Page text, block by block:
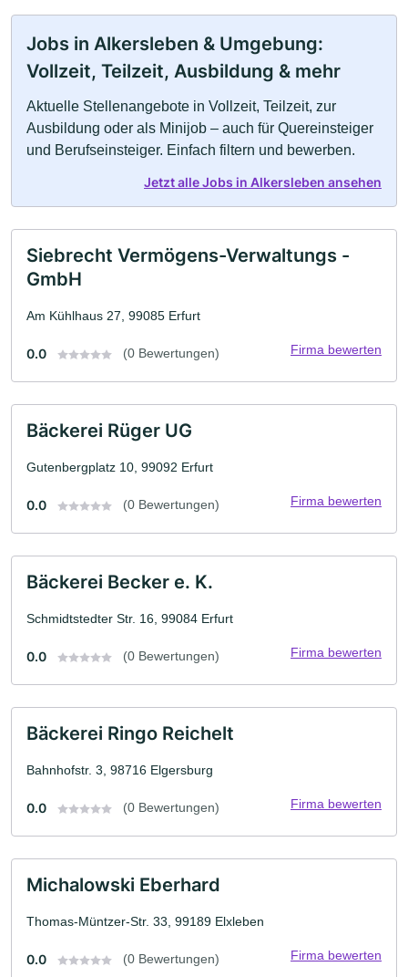
Jobs in Alkersleben & Umgebung:
Vollzeit, Teilzeit, Ausbildung & mehr
Aktuelle Stellenangebote in Vollzeit, Teilzeit, zur
Ausbildung oder als Minijob – auch für Quereinsteiger
und Berufseinsteiger. Einfach filtern und bewerben.
Jetzt alle Jobs in Alkersleben ansehen
Siebrecht Vermögens-Verwaltungs -
GmbH
Am Kühlhaus 27, 99085 Erfurt
0.0 (0 Bewertungen) Firma bewerten
Bäckerei Rüger UG
Gutenbergplatz 10, 99092 Erfurt
0.0 (0 Bewertungen) Firma bewerten
Bäckerei Becker e. K.
Schmidtstedter Str. 16, 99084 Erfurt
0.0 (0 Bewertungen) Firma bewerten
Bäckerei Ringo Reichelt
Bahnhofstr. 3, 98716 Elgersburg
0.0 (0 Bewertungen) Firma bewerten
Michalowski Eberhard
Thomas-Müntzer-Str. 33, 99189 Elxleben
0.0 (0 Bewertungen) Firma bewerten